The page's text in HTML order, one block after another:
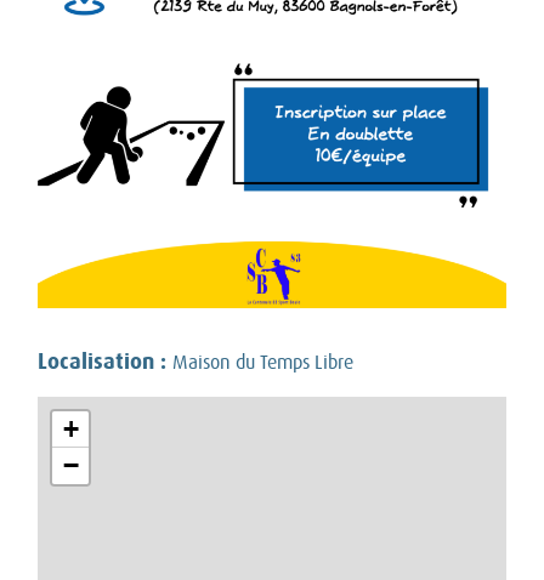
Localisation : Maison du Temps Libre
+
−